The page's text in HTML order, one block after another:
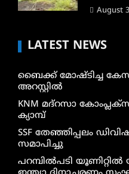
August
LATEST NEWS
ബൈക്ക് മോഷ്ടിച്ച
അറസ്റ്റിൽ
KNM മദ്റസാ
ക്യാമ്പ്
SSF തേഞ്ഞിപ്പലം
സമാപിച്ചു
പറമ്പിൽപടി